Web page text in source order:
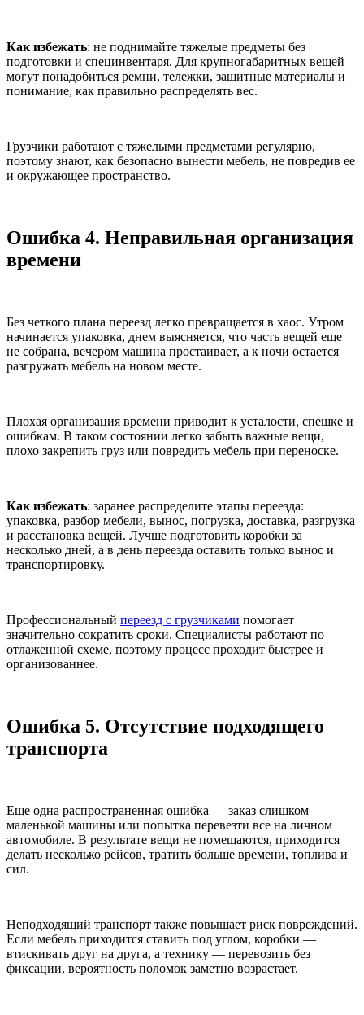
Как избежать: не поднимайте тяжелые предметы без
подготовки и специнвентаря. Для крупногабаритных вещей
могут понадобиться ремни, тележки, защитные материалы и
понимание, как правильно распределять вес.
Грузчики работают с тяжелыми предметами регулярно,
поэтому знают, как безопасно вынести мебель, не повредив ее
и окружающее пространство.
Ошибка 4. Неправильная организация
времени
Без четкого плана переезд легко превращается в хаос. Утром
начинается упаковка, днем выясняется, что часть вещей еще
не собрана, вечером машина простаивает, а к ночи остается
разгружать мебель на новом месте.
Плохая организация времени приводит к усталости, спешке и
ошибкам. В таком состоянии легко забыть важные вещи,
плохо закрепить груз или повредить мебель при переноске.
Как избежать: заранее распределите этапы переезда:
упаковка, разбор мебели, вынос, погрузка, доставка, разгрузка
и расстановка вещей. Лучше подготовить коробки за
несколько дней, а в день переезда оставить только вынос и
транспортировку.
Профессиональный переезд с грузчиками помогает
значительно сократить сроки. Специалисты работают по
отлаженной схеме, поэтому процесс проходит быстрее и
организованнее.
Ошибка 5. Отсутствие подходящего
транспорта
Еще одна распространенная ошибка — заказ слишком
маленькой машины или попытка перевезти все на личном
автомобиле. В результате вещи не помещаются, приходится
делать несколько рейсов, тратить больше времени, топлива и
сил.
Неподходящий транспорт также повышает риск повреждений.
Если мебель приходится ставить под углом, коробки —
втискивать друг на друга, а технику — перевозить без
фиксации, вероятность поломок заметно возрастает.